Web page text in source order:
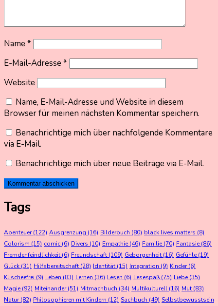
Name*
E-Mail-Adresse*
Website
Name, E-Mail-Adresse und Website in diesem
Browser für meinen nächsten Kommentar speichern.
Benachrichtige mich über nachfolgende Kommentare
via E-Mail.
Benachrichtige mich über neue Beiträge via E-Mail.
Tags
Abenteuer(122) Ausgrenzung (16) Bilderbuch (80) black lives matters (8)
Colorism (15) comic (6) Divers (10) Empathie(46) Familie(70) Fantasie(86)
Fremdenfeindlichkeit (6) Freundschaft (109) Geborgenheit (16) Gefühle(19)
Glück (31) Hilfsbereitschaft (28) Identität (15) Integration (9) Kinder(6)
Klischeefrei (9) Leben (83) Lernen (36) Lesen (6) Lesespaß (75) Liebe(35)
Magie(92) Miteinander(51) Mitmachbuch (34) Multikulturell (16) Mut (83)
Natur(82) Philosophieren mit Kindern (12) Sachbuch (49) Selbstbewusstsein